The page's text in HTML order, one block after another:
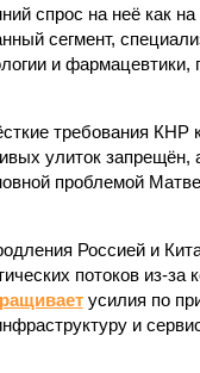
спрос на неё как
сегмент,
и фармацевтики,
требования КНР
улиток запрещён,
проблемой
Россией и
потоков из-
усилия по
и